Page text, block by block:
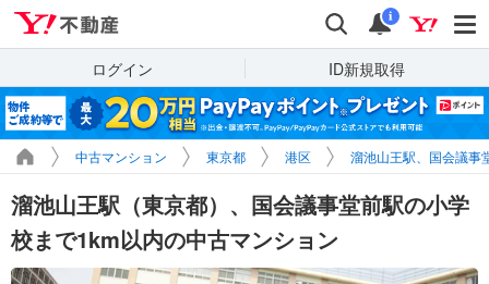
検索 通知
i
ログイン ID新規取得
中古マンション 東京都 港区 溜池山王駅、国会議事
溜池山王駅（東京都）、国会議事堂前駅の小学
校まで1km以内の中古マンション